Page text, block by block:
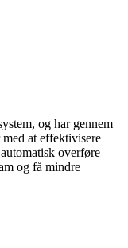
og har gennem
at effektivisere
overføre
og få mindre